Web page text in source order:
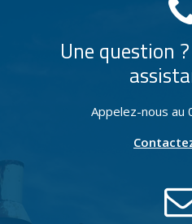
Une question
Appelez-nous au